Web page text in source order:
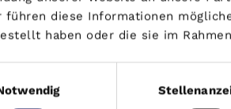
führen diese Informationen
haben oder die sie im
Grundrisse, hochwertige
individuell, komfortabel
ausgewogener Wohnungsmix mit
bieten durchdachte
– von kompakten Einheiten bis